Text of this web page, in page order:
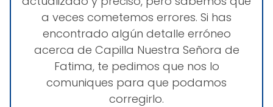
a veces cometemos errores. Si has
encontrado algún detalle erróneo
acerca de Capilla Nuestra Señora de
Fatima, te pedimos que nos lo
comuniques para que podamos
corregirlo.